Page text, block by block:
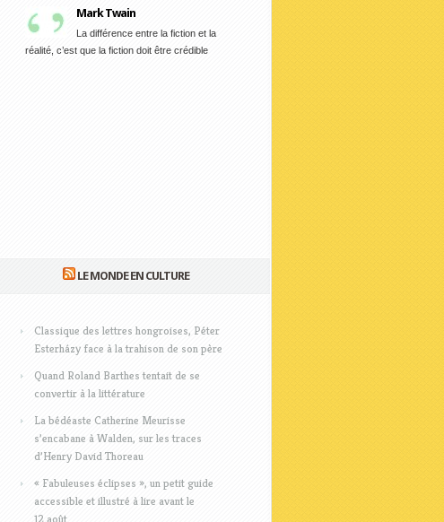
Mark Twain
La différence entre la fiction et la
réalité, c’est que la fiction doit être crédible
LE MONDE EN CULTURE
Classique des lettres hongroises, Péter
Esterházy face à la trahison de son père
Quand Roland Barthes tentait de se
convertir à la littérature
La bédéaste Catherine Meurisse
s’encabane à Walden, sur les traces
d’Henry David Thoreau
« Fabuleuses éclipses », un petit guide
accessible et illustré à lire avant le
12 août